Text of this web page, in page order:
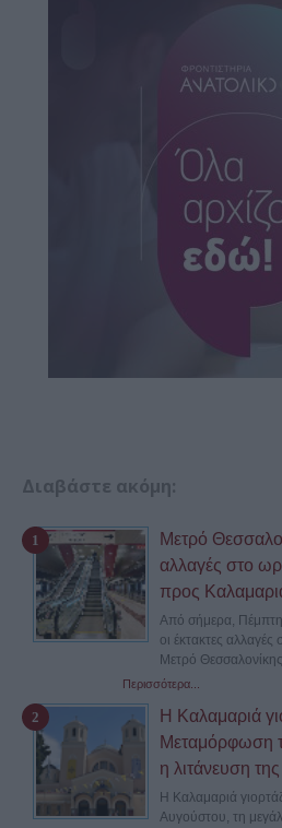
Διαβάστε ακόμη:
Μετρό
αλλαγές στο
προς
Από σήμερα, Πέμπτη
οι έκτακτες αλλαγές
Μετρό
Περισσότερα...
Η Καλαμαριά
Μεταμόρφωση
η λιτάνευση
Η Καλαμαριά
Αυγούστου, τη